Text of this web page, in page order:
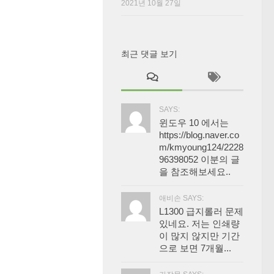
2021년 10월 27일
최근 댓글 보기
SAYS:
윈도우 10 에서는
https://blog.naver.co
m/kmyoung124/2228
96398052 이분의 글
을 참조해보세요..
애비손 SAYS:
L1300 급지롤러 문제
있네요. 저는 인쇄량
이 많지 않지만 기간
으로 보면 7개월...